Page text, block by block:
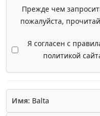
Прежде чем
пожалуйста,
Я согласен с
политикой
Имя: Balta